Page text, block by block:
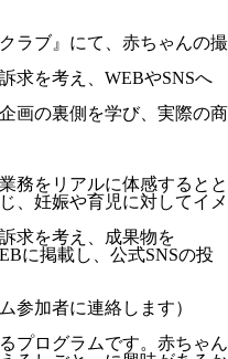
ラブ』にて、赤ちゃんの撮
求を考え、WEBやSNSへ
画の裏側を学び、実際の商
務をリアルに体感するとと
、妊娠や育児に対してイメ
求を考え、成果物を
に掲載し、公式SNSの投
参加者に連絡します）
プログラムです。赤ちゃん